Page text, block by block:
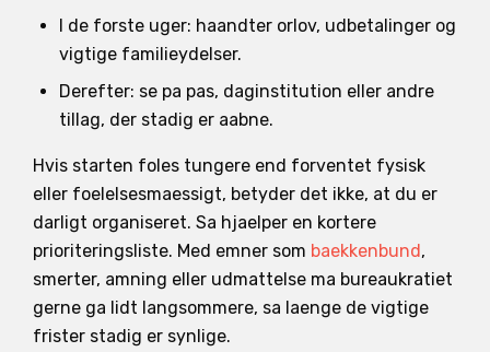
I de forste uger: haandter orlov, udbetalinger og
vigtige familieydelser.
Derefter: se pa pas, daginstitution eller andre
tillag, der stadig er aabne.
Hvis starten foles tungere end forventet fysisk
eller foelelsesmaessigt, betyder det ikke, at du er
darligt organiseret. Sa hjaelper en kortere
prioriteringsliste. Med emner som baekkenbund,
smerter, amning eller udmattelse ma bureaukratiet
gerne ga lidt langsommere, sa laenge de vigtige
frister stadig er synlige.